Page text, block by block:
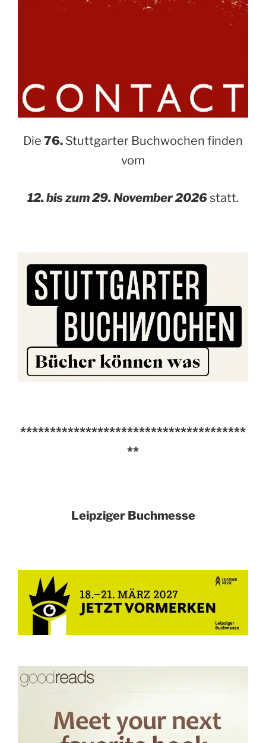
Die 76. Stuttgarter Buchwochen finden
vom
12. bis zum 29. November 2026statt.
**************************************
**
Leipziger Buchmesse